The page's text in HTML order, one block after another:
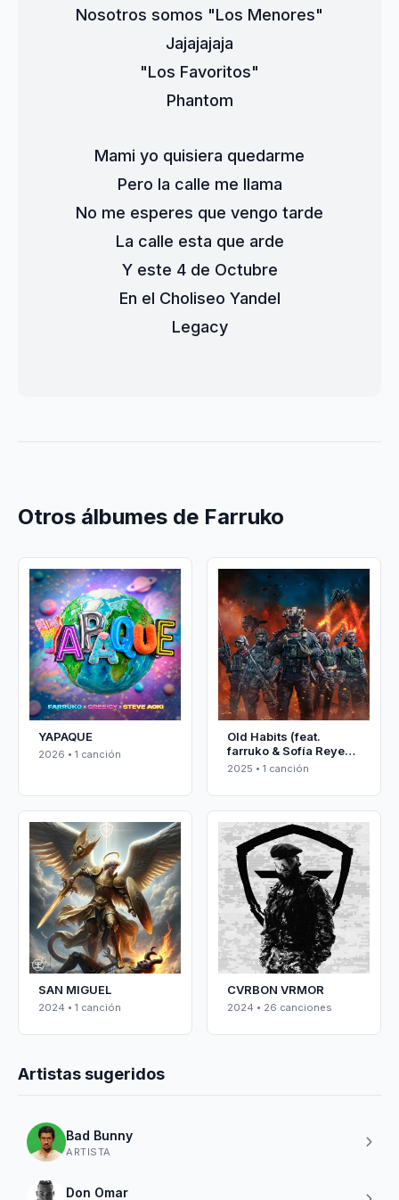
Nosotros somos "Los Menores"
Jajajajaja
"Los Favoritos"
Phantom
Mami yo quisiera quedarme
Pero la calle me llama
No me esperes que vengo tarde
La calle esta que arde
Y este 4 de Octubre
En el Choliseo Yandel
Legacy
Otros álbumes de Farruko
YAPAQUE
2026 • 1 canción
Old Habits (feat.
farruko & Sofía Reyes)
[Main]
2025 • 1 canción
SAN MIGUEL
2024 • 1 canción
CVRBON VRMOR
2024 • 26 canciones
Artistas sugeridos
Bad Bunny
ARTISTA
Don Omar